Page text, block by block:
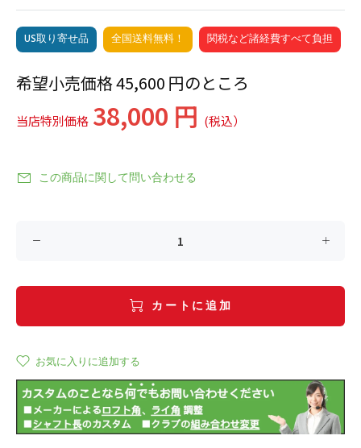
US取り寄せ品 全国送料無料！ 関税など諸経費すべて負担
希望小売価格 45,600 円のところ
当店特別価格 38,000 円 (税込）
この商品に関して問い合わせる
カートに追加
お気に入りに追加する